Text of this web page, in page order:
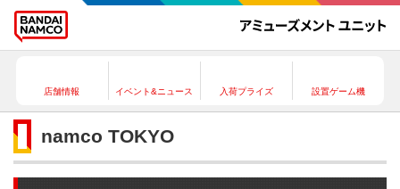
店舗情報 イベント&ニュース 入荷プライズ 設置ゲーム機
namco TOKYO